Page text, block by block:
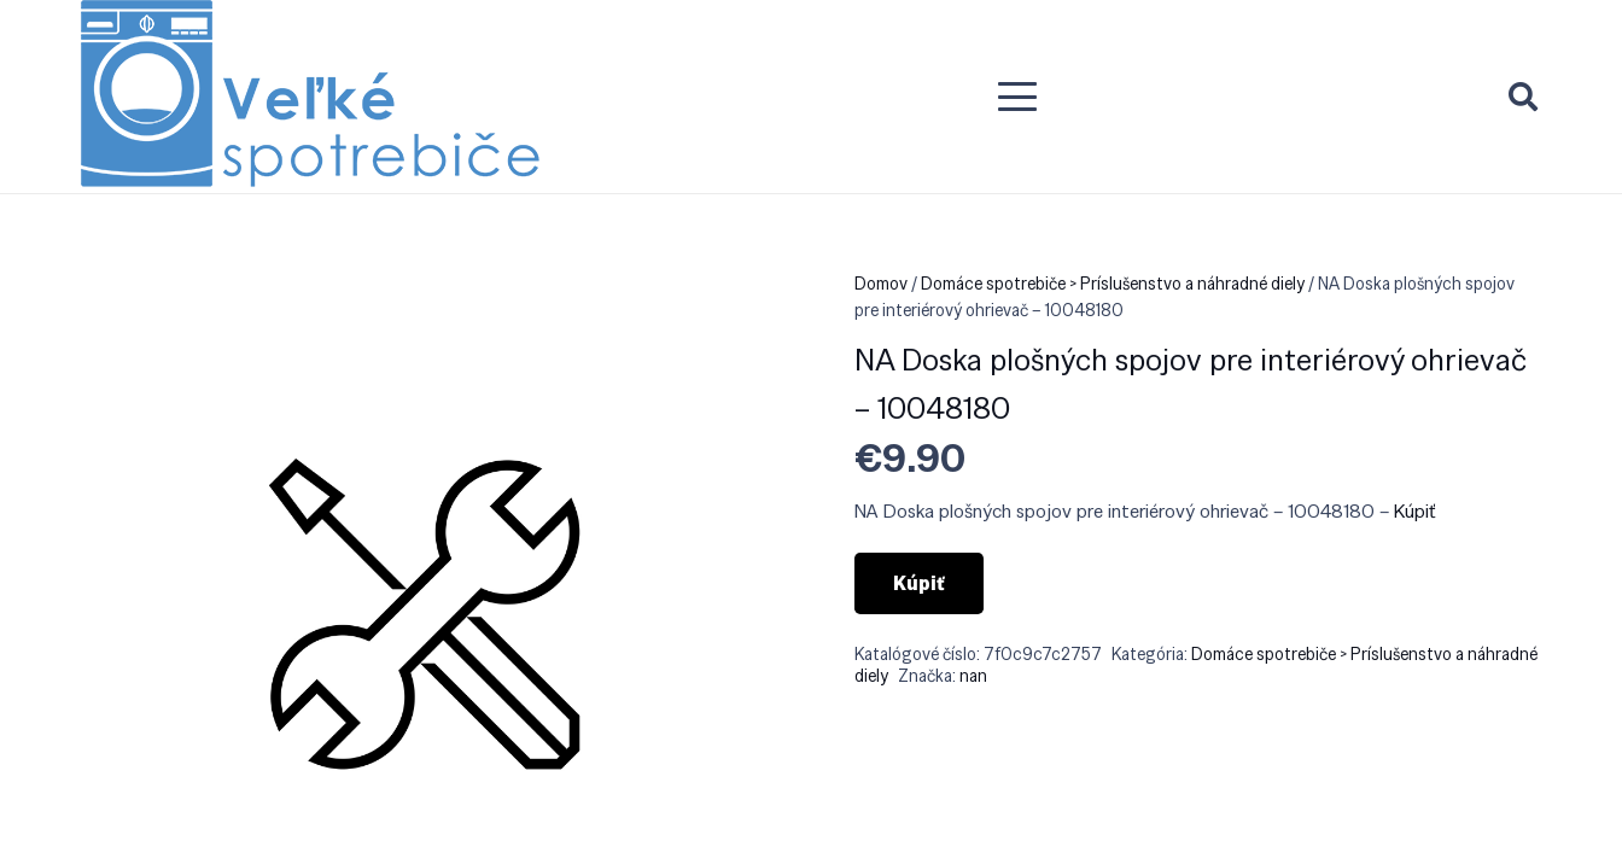
Domov/Domáce spotrebiče > Príslušenstvo a náhradné diely/ NA Doska plošných spojov
pre interiérový ohrievač – 10048180
NA Doska plošných spojov pre interiérový ohrievač
– 10048180
€9.90
NA Doska plošných spojov pre interiérový ohrievač – 10048180 –Kúpiť
Kúpiť
Katalógové číslo: 7f0c9c7c2757 Kategória:Domáce spotrebiče > Príslušenstvo a náhradné
diely Značka:nan